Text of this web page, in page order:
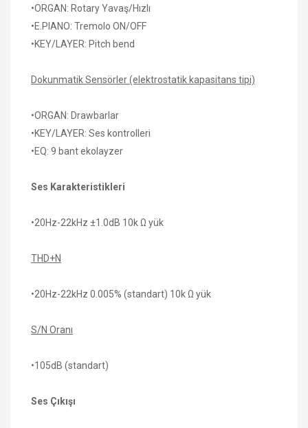
•ORGAN: Rotary Yavaş/Hızlı
•E.PIANO: Tremolo ON/OFF
•KEY/LAYER: Pitch bend
Dokunmatik Sensörler (elektrostatik kapasitans tipi)
•ORGAN: Drawbarlar
•KEY/LAYER: Ses kontrolleri
•EQ: 9 bant ekolayzer
Ses Karakteristikleri
•20Hz-22kHz ±1.0dB 10k Ω yük
THD+N
•20Hz-22kHz 0.005% (standart) 10k Ω yük
S/N Oranı
•105dB (standart)
Ses Çıkışı